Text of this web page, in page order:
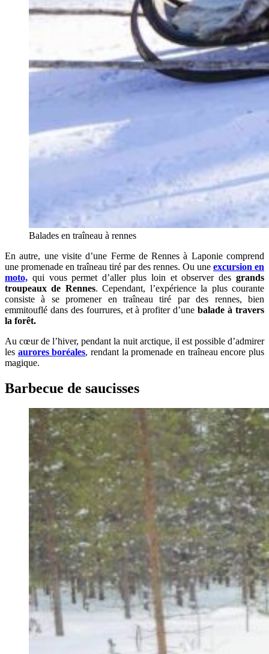
Balades en traîneau à rennes
En autre, une visite d’une Ferme de Rennes à Laponie comprend
une promenade en traîneau tiré par des rennes. Ou une excursion en
moto, qui vous permet d’aller plus loin et observer des grands
troupeaux de Rennes. Cependant, l’expérience la plus courante
consiste à se promener en traîneau tiré par des rennes, bien
emmitouflé dans des fourrures, et à profiter d’unebalade à travers
la forêt.
Au cœur de l’hiver, pendant la nuit arctique, il est possible d’admirer
les aurores boréales, rendant la promenade en traîneau encore plus
magique.
Barbecue de saucisses